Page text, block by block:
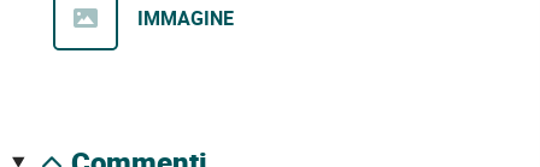
IMMAGINE